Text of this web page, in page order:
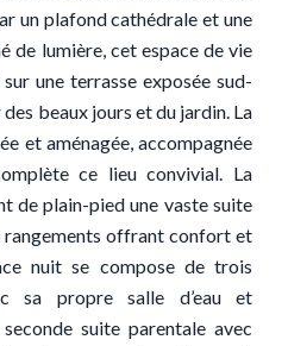
un plafond cathédrale et une
de lumière, cet espace de vie
une terrasse exposée sud-
beaux jours et du jardin. La
et aménagée, accompagnée
ce lieu convivial. La
de plain-pied une vaste suite
rangements offrant confort et
nuit se compose de trois
sa propre salle d’eau et
seconde suite parentale avec